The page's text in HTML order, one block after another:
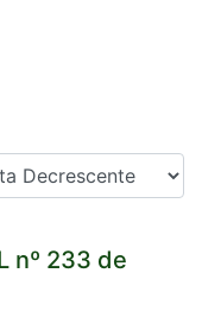
nº 233 de